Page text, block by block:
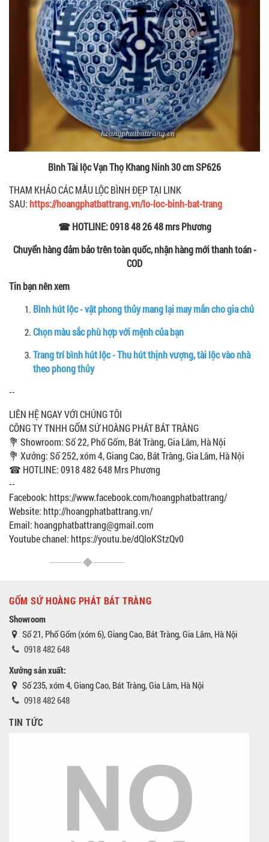
Bình Tài lộc Vạn Thọ Khang Ninh 30 cm SP626
THAM KHẢO CÁC MẪU LỘC BÌNH ĐẸP TẠI LINK
SAU: https://hoangphatbattrang.vn/lo-loc-binh-bat-trang
☎ HOTLINE: 0918 48 26 48 mrs Phương
Chuyển hàng đảm bảo trên toàn quốc, nhận hàng mới thanh toán -
COD
Tin bạn nên xem
Bình hút lộc - vật phong thủy mang lại may mắn cho gia chủ
Chọn màu sắc phù hợp với mệnh của bạn
Trang trí bình hút lộc - Thu hút thịnh vượng, tài lộc vào nhà
theo phong thủy
--
LIÊN HỆ NGAY VỚI CHÚNG TÔI
CÔNG TY TNHH GỐM SỨ HOÀNG PHÁT BÁT TRÀNG
💐 Showroom: Số 22, Phố Gốm, Bát Tràng, Gia Lâm, Hà Nội
💐 Xưởng: Số 252, xóm 4, Giang Cao, Bát Tràng, Gia Lâm, Hà Nội
☎ HOTLINE: 0918 482 648 Mrs Phương
--
Facebook: https://www.facebook.com/hoangphatbattrang/
Website: http://hoangphatbattrang.vn/
Email: hoangphatbattrang@gmail.com
Youtube chanel: https://youtu.be/dQIoKStzQv0
GỐM SỨ HOÀNG PHÁT BÁT TRÀNG
Showroom
Số 21, Phố Gốm (xóm 6), Giang Cao, Bát Tràng, Gia Lâm, Hà Nội
0918 482 648
Xưởng sản xuất:
Số 235, xóm 4, Giang Cao, Bát Tràng, Gia Lâm, Hà Nội
0918 482 648
TIN TỨC